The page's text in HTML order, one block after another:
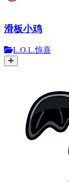
滑板小鸡
L.O.L.惊喜